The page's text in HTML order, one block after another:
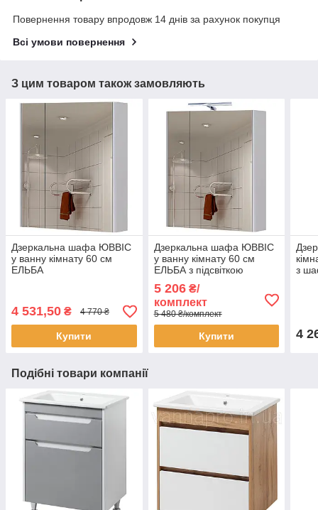
Повернення товару впродовж 14 днів за рахунок покупця
Всі умови повернення
З цим товаром також замовляють
Дзеркальна шафа ЮВВІС
у ванну кімнату 60 см
ЕЛЬБА
4 531,50 ₴ 4 770 ₴
Купити
Дзеркальна шафа ЮВВІС
у ванну кімнату 60 см
ЕЛЬБА з підсвіткою
5 206₴/
комплект
5 480 ₴/комплект
Купити
з
4
Подібні товари компанії